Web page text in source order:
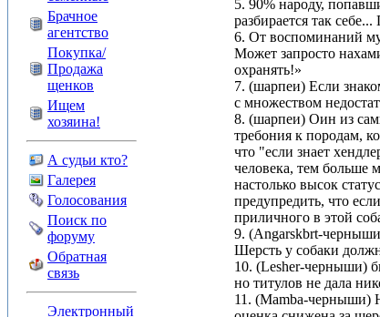
Брачное
агентство
Покупка/
Продажа
щенков
Ищем
хозяина!
А судьи кто?
Галерея
Голосования
Поиск по
форуму
Обратная
связь
Электронный
5. 90% народу,
разбирается так
6. От воспоминаний
Может запросто
охранять!»
7. (шарпеи) Если
с множеством
8. (шарпеи) Оин из
требония к породам,
что "если знает
человека, тем больше
настолько высок
предупредить, что
приличного в этой
9. (Angarskbrt-
Шерсть у собаки
10. (Lesher-черныши)
но титулов не дала
11. (Mamba-черныши)